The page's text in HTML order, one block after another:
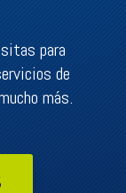
para
de
más.